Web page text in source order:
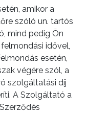
amikor a
szóló un. tartós
mind pedig Ön
idővel,
esetén,
végére szól, a
szolgáltatási díj
A Szolgáltató a